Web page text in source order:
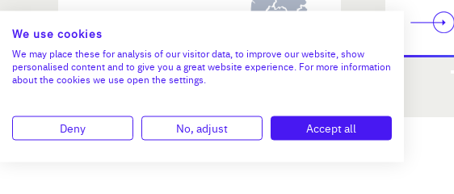
We use cookies
We may place these for analysis of our visitor data, to improve our website, show
personalised content and to give you a great website experience. For more information
about the cookies we use open the settings.
Deny No, adjust Accept all